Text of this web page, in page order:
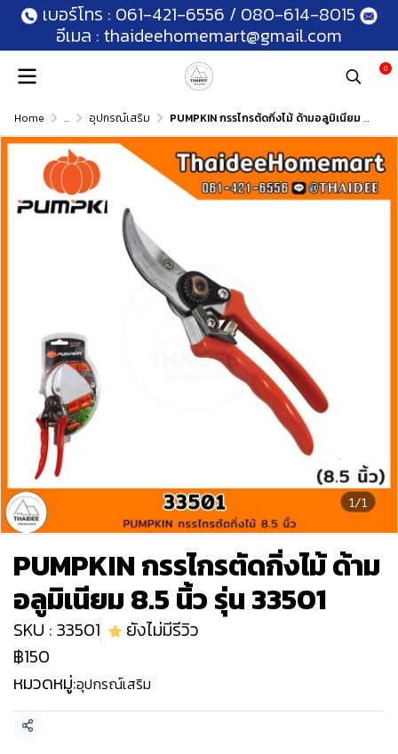
เบอร์โทร : 061-421-6556 / 080-614-8015
อีเมล : thaideehomemart@gmail.com
0
Home ... อุปกรณ์เสริม PUMPKIN กรรไกรตัดกิ่งไม้ ด้ามอลูมิเนียม 8.5 นิ้ว รุ่น 33501
1/1
PUMPKIN กรรไกรตัดกิ่งไม้ ด้าม
อลูมิเนียม 8.5 นิ้ว รุ่น 33501
SKU : 33501
ยังไม่มีรีวิว
฿150
หมวดหมู่:อุปกรณ์เสริม
แชร์